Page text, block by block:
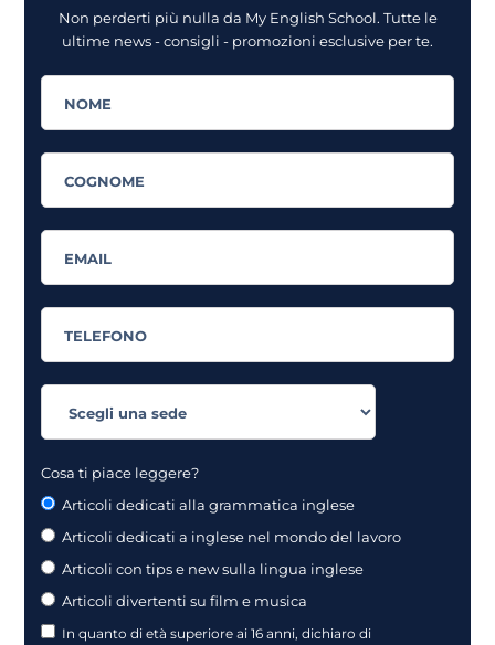
Non perderti più nulla da My English School. Tutte le
ultime news - consigli - promozioni esclusive per te.
Cosa ti piace leggere?
Articoli dedicati alla grammatica inglese
Articoli dedicati a inglese nel mondo del lavoro
Articoli con tips e new sulla lingua inglese
Articoli divertenti su film e musica
In quanto di età superiore ai 16 anni, dichiaro di